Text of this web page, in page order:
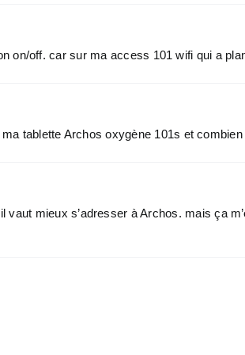
on/off. car sur ma access 101 wifi qui a
tablette Archos oxygène 101s et
mieux s’adresser à Archos. mais ça